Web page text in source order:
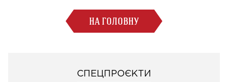
НА ГОЛОВНУ
СПЕЦПРОЄКТИ